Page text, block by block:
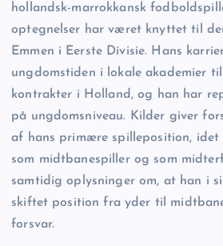
hollandsk-marrokkansk
optegnelser har været knyttet til
Emmen i Eerste Divisie. Hans
ungdomstiden i lokale akademier
kontrakter i Holland, og han har
på ungdomsniveau. Kilder giver
af hans primære spilleposition, idet
som midtbanespiller og som
samtidig oplysninger om, at han i
skiftet position fra yder til
forsvar.